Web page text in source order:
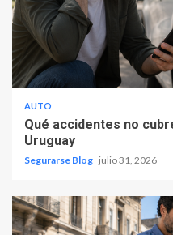
AUTO
Qué accidentes no
Uruguay
Segurarse Blog julio 31, 2026